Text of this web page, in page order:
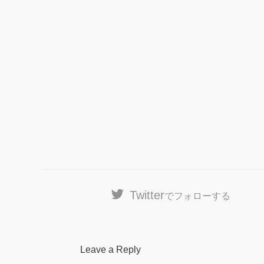
Twitterでフォローする
Leave a Reply